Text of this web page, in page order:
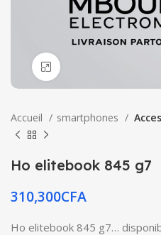
Accueil smartphones
Ho elitebook 845 g7
310,300CFA
Ho elitebook 845 g7…